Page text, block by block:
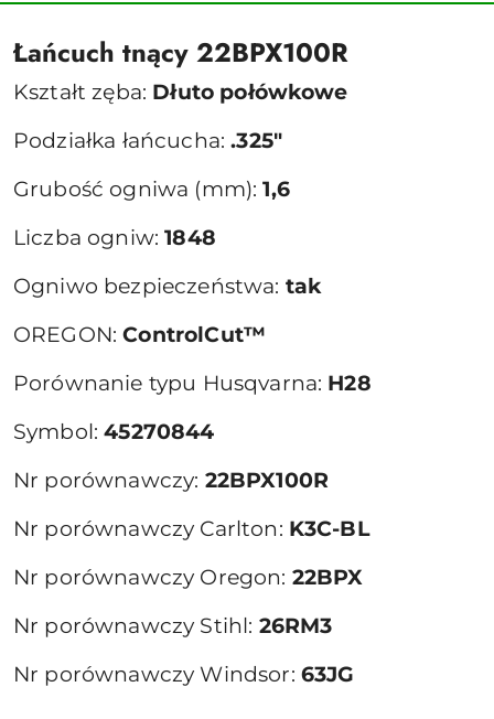
Łańcuch tnący 22BPX100R
Kształt zęba: Dłuto połówkowe
Podziałka łańcucha:.325"
Grubość ogniwa (mm):1,6
Liczba ogniw:1848
Ogniwo bezpieczeństwa: tak
OREGON:ControlCut™
Porównanie typu Husqvarna: H28
Symbol:45270844
Nr porównawczy: 22BPX100R
Nr porównawczy Carlton: K3C-BL
Nr porównawczy Oregon: 22BPX
Nr porównawczy Stihl: 26RM3
Nr porównawczy Windsor: 63JG